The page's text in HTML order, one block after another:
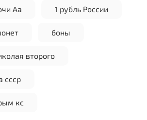
Аа 1 рубль России
боны
второго
ссср
кс